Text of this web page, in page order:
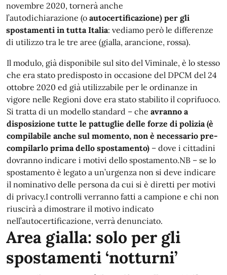
novembre 2020, tornerà anche
l’autodichiarazione (o autocertificazione) per gli
spostamenti in tutta Italia: vediamo però le differenze
di utilizzo tra le tre aree (gialla, arancione, rossa).
Il modulo, già disponibile sul sito del Viminale, è lo stesso
che era stato predisposto in occasione del DPCM del 24
ottobre 2020 ed già utilizzabile per le ordinanze in
vigore nelle Regioni dove era stato stabilito il coprifuoco.
Si tratta di un modello standard – che avranno a
disposizione tutte le pattuglie delle forze di polizia (è
compilabile anche sul momento, non è necessario pre-
compilarlo prima dello spostamento) – dove i cittadini
dovranno indicare i motivi dello spostamento.NB – se lo
spostamento è legato a un’urgenza non si deve indicare
il nominativo delle persona da cui si è diretti per motivi
di privacy.I controlli verranno fatti a campione e chi non
riuscirà a dimostrare il motivo indicato
nell’autocertificazione, verrà denunciato.
Area gialla: solo per gli
spostamenti ‘notturni’